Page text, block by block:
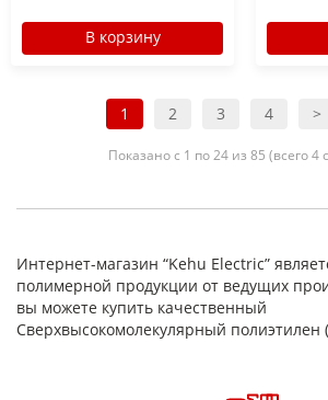
В корзину
1 2 3 4 >
Показано с 1 по 24 из 85 (всего 4
Интернет-магазин “Kehu Electric”
полимерной продукции от ведущих
вы можете купить качественный
Сверхвысокомолекулярный